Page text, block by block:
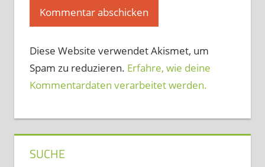
Diese Website verwendet Akismet, um
Spam zu reduzieren. Erfahre, wie deine
Kommentardaten verarbeitet werden.
SUCHE